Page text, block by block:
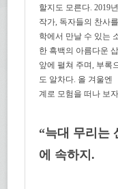
할지도 모른다. 2019
작가, 독자들의 찬사
학에서 만날 수 있는
한 흑백의 아름다운
앞에 펼쳐 주며, 부록
도 알차다. 올 겨울엔
계로 모험을 떠나 보자.
“늑대 무리는
에 속하지.